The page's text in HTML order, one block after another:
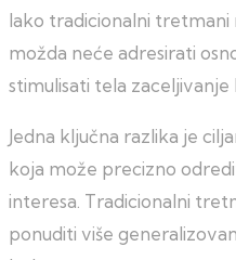
Iako tradicionalni tretmani
možda neće adresirati
stimulisati tela
Jedna ključna razlika je
koja može precizno
interesa. Tradicionalni
ponuditi više